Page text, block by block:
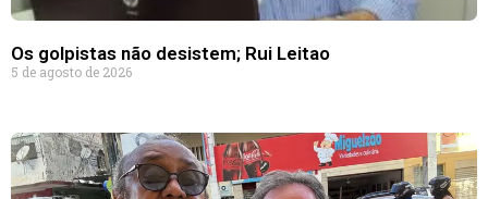
Os golpistas não desistem; Rui Leitao
5 de agosto de 2026